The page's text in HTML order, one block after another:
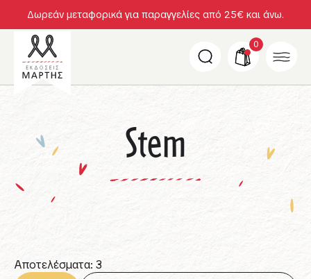
Δωρεάν μεταφορικά για παραγγελίες από 25€ και άνω.
0
Stem
Αποτελέσματα: 3